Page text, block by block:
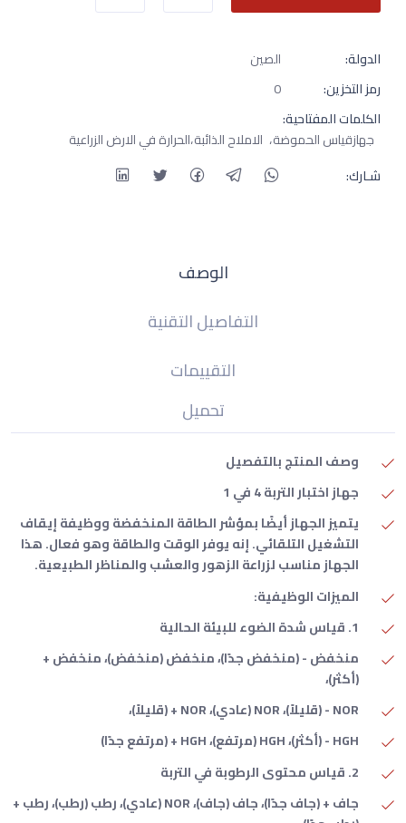
الدولة:
الصين
رمز التخزين:
0
الكلمات المفتاحية:
جهازقياس الحموضة الاملاح الذائبة الحرارة في الارض الزراعية
شـارك:
الوصف
التفاصيل التقنية
التقييمات
تحميل
وصف المنتج بالتفصيل
جهاز اختبار التربة 4 في 1
يتميز الجهاز أيضًا بمؤشر الطاقة المنخفضة ووظيفة إيقاف
التشغيل التلقائي. إنه يوفر الوقت والطاقة وهو فعال. هذا
الجهاز مناسب لزراعة الزهور والعشب والمناظر الطبيعية.
الميزات الوظيفية:
1. قياس شدة الضوء للبيئة الحالية
منخفض - (منخفض جدًا)، منخفض (منخفض)، منخفض +
(أكثر)،
NOR - (قليلاً)، NOR (عادي)، NOR + (قليلاً)،
HGH - (أكثر)، HGH (مرتفع)، HGH + (مرتفع جدًا)
2. قياس محتوى الرطوبة في التربة
جاف + (جاف جدًا)، جاف (جاف)، NOR (عادي)، رطب (رطب)، رطب +